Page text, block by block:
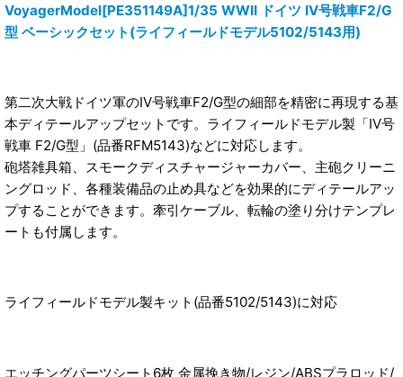
VoyagerModel[PE351149A]1/35 WWII ドイツ IV号戦車F2/G
型 ベーシックセット(ライフィールドモデル5102/5143用)
第二次大戦ドイツ軍のIV号戦車F2/G型の細部を精密に再現する基
本ディテールアップセットです。ライフィールドモデル製「IV号
戦車 F2/G型」(品番RFM5143)などに対応します。
砲塔雑具箱、スモークディスチャージャーカバー、主砲クリーニ
ングロッド、各種装備品の止め具などを効果的にディテールアッ
プすることができます。牽引ケーブル、転輪の塗り分けテンプレ
ートも付属します。
ライフィールドモデル製キット(品番5102/5143)に対応
エッチングパーツシート6枚 金属挽き物/レジン/ABSプラロッド/